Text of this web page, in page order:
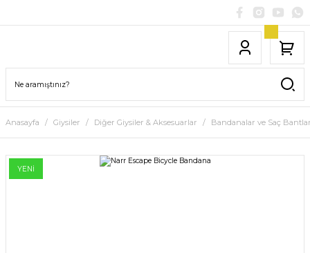
Anasayfa Giysiler Diğer Giysiler & Aksesuarlar Bandanalar ve Saç
YENİ